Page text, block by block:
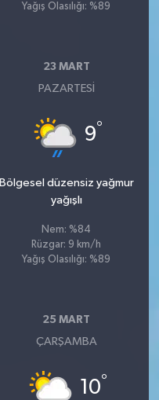
Yağış Olasılığı: %89
23 MART
PAZARTESI
9°
Bölgesel düzensiz yağmur
yağışlı
Nem: %84
Rüzgar: 9 km/h
Yağış Olasılığı: %89
25 MART
ÇARŞAMBA
10°